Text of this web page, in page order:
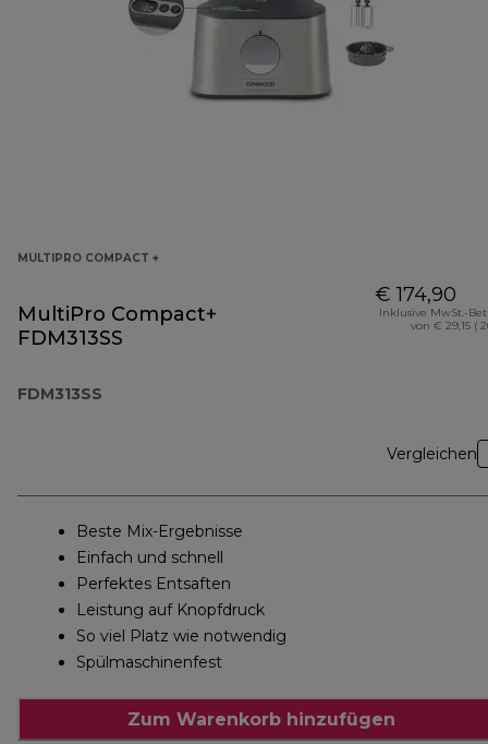
MULTIPRO COMPACT +
MultiPro Compact+
FDM313SS
FDM313SS
€ 174,90
Inklusive MwSt.-
von € 29,15 (
Vergleichen
Beste Mix-Ergebnisse
Einfach und schnell
Perfektes Entsaften
Leistung auf Knopfdruck
So viel Platz wie notwendig
Spülmaschinenfest
Zum Warenkorb hinzufügen